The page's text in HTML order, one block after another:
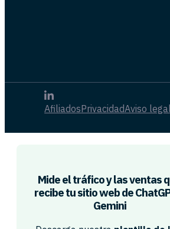
AfiliadosPrivacidadAviso
Mide el tráfico y las ventas
recibe tu sitio web de
Gemini​